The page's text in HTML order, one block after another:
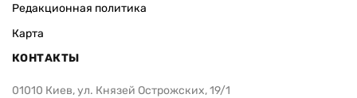
Редакционная политика
Карта
КОНТАКТЫ
01010 Киев, ул. Князей Острожских, 19/1